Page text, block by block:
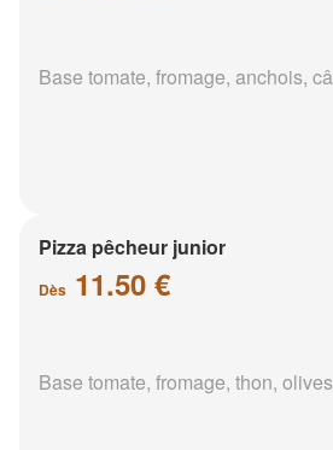
Base tomate, fromage, anchois,
Pizza pêcheur junior
Dès 11.50 €
Base tomate, fromage, thon, olives